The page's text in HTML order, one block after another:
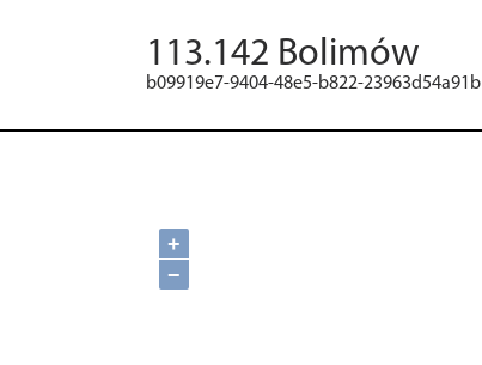
113.142 Bolimów
b09919e7-9404-48e5-b822-23963d54a91b
+
−